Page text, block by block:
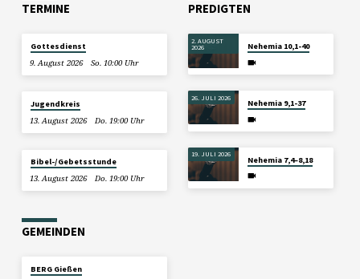
TERMINE
Gottesdienst
9. August 2026
So. 10:00 Uhr
Jugendkreis
13. August 2026
Do. 19:00 Uhr
Bibel-/Gebetsstunde
13. August 2026
Do. 19:00 Uhr
PREDIGTEN
2. AUGUST
2026 Nehemia 10,1-40
26. JULI 2026
Nehemia 9,1-37
19. JULI 2026
Nehemia 7,4–8,18
GEMEINDEN
BERG Gießen